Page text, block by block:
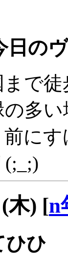
日の
で
多
に
木) [n
ひひ